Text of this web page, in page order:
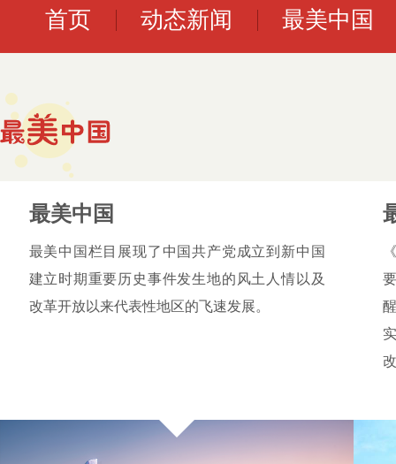
首页 动态新闻 最美中国
最美中国
最美中国栏目展现了中国共产党成立到新中国
建立时期重要历史事件发生地的风土人情以及
改革开放以来代表性地区的飞速发展。